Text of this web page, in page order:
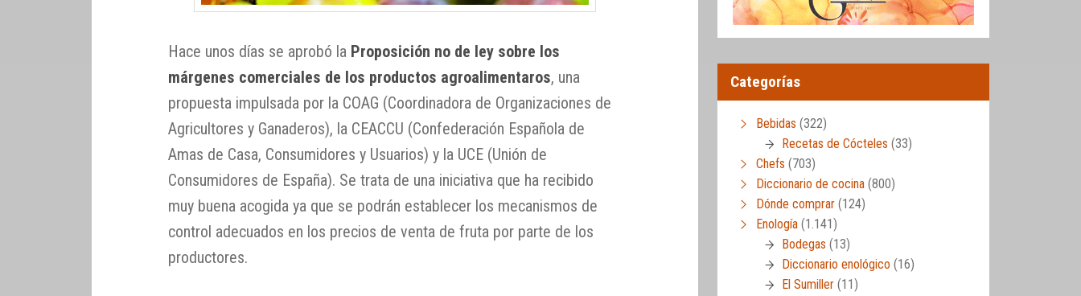
Hace unos días se aprobó la Proposición no de ley sobre los
márgenes comerciales de los productos agroalimentaros, una
propuesta impulsada por la COAG (Coordinadora de Organizaciones de
Agricultores y Ganaderos), la CEACCU (Confederación Española de
Amas de Casa, Consumidores y Usuarios) y la UCE (Unión de
Consumidores de España). Se trata de una iniciativa que ha recibido
muy buena acogida ya que se podrán establecer los mecanismos de
control adecuados en los precios de venta de fruta por parte de los
productores.
Categorías
Bebidas (322)
Recetas de Cócteles (33)
Chefs (703)
Diccionario de cocina (800)
Dónde comprar (124)
Enología (1.141)
Bodegas (13)
Diccionario enológico (16)
El Sumiller (11)